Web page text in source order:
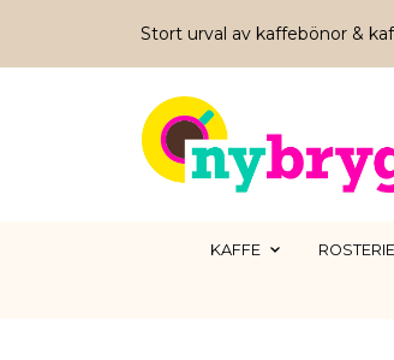
Stort urval av kaffebönor &
KAFFE